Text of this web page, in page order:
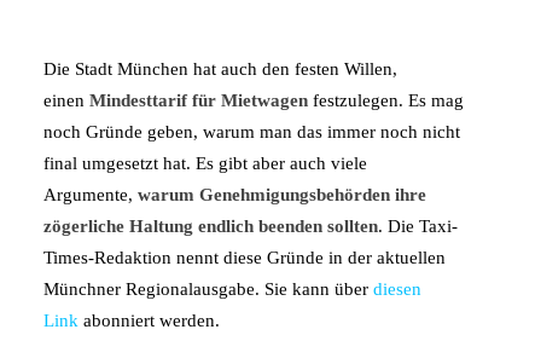
Die Stadt München hat auch den festen Willen,
einen Mindesttarif für Mietwagen festzulegen. Es mag
noch Gründe geben, warum man das immer noch nicht
final umgesetzt hat. Es gibt aber auch viele
Argumente, warum Genehmigungsbehörden ihre
zögerliche Haltung endlich beenden sollten. Die Taxi-
Times-Redaktion nennt diese Gründe in der aktuellen
Münchner Regionalausgabe. Sie kann über diesen
Link abonniert werden.